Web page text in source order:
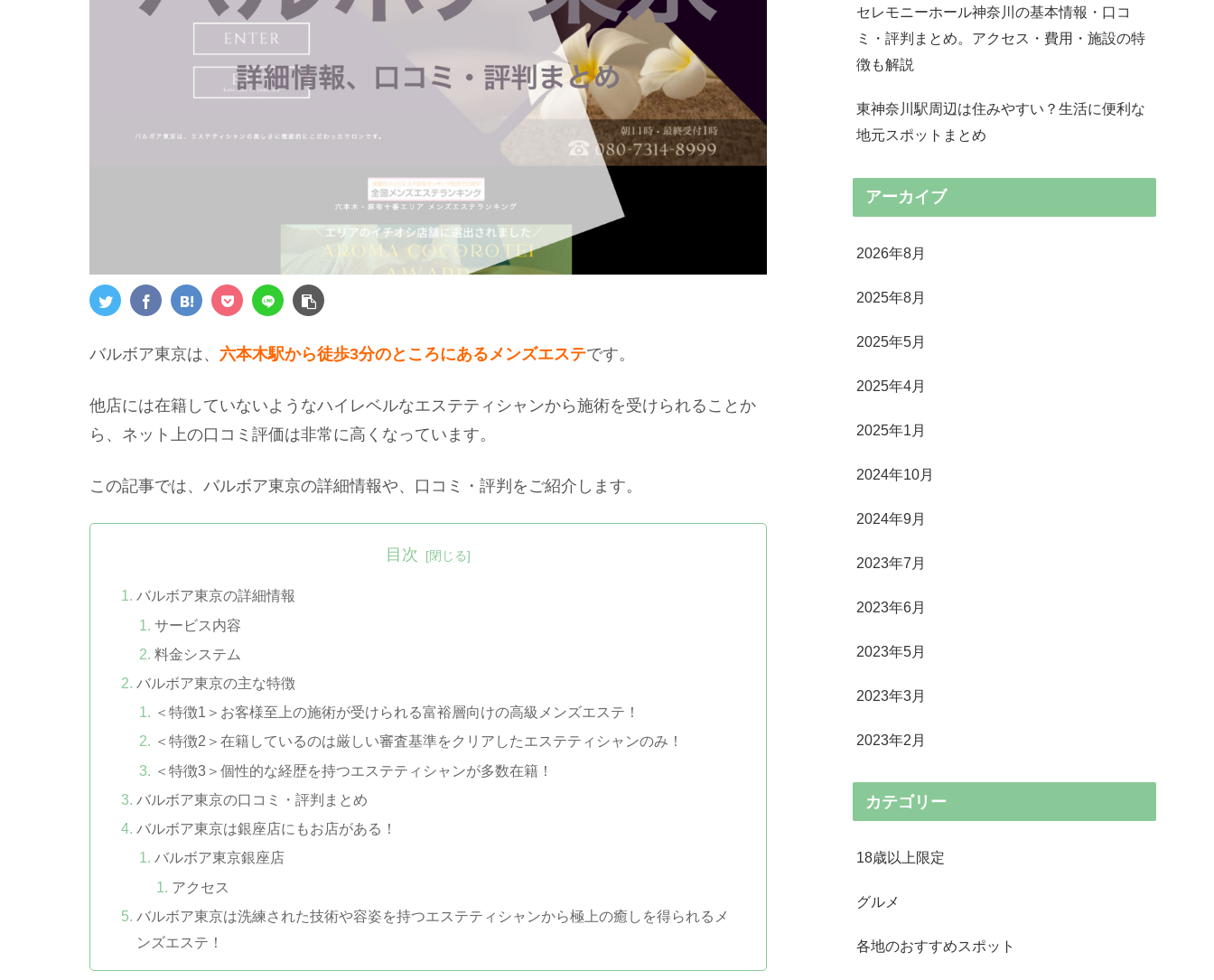
バルボア東京は、 六本木駅から徒歩3分のところにあるメンズエステです。
他店には在籍していないようなハイレベルなエステティシャンから施術を受けられることか
ら、ネット上の口コミ評価は非常に高くなっています。
この記事では、バルボア東京の詳細情報や、口コミ・評判をご紹介します。
目次
バルボア東京の詳細情報
サービス内容
料金システム
バルボア東京の主な特徴
＜特徴1＞お客様至上の施術が受けられる富裕層向けの高級メンズエステ！
＜特徴2＞在籍しているのは厳しい審査基準をクリアしたエステティシャンのみ！
＜特徴3＞個性的な経歴を持つエステティシャンが多数在籍！
バルボア東京の口コミ・評判まとめ
バルボア東京は銀座店にもお店がある！
バルボア東京銀座店
アクセス
バルボア東京は洗練された技術や容姿を持つエステティシャンから極上の癒しを得られるメ
ンズエステ！
セレモニーホール神奈川の基本情報・口コ
ミ・評判まとめ。アクセス・費用・施設の特
徴も解説
東神奈川駅周辺は住みやすい？生活に便利な
地元スポットまとめ
アーカイブ
2026年8月
2025年8月
2025年5月
2025年4月
2025年1月
2024年10月
2024年9月
2023年7月
2023年6月
2023年5月
2023年3月
2023年2月
カテゴリー
18歳以上限定
グルメ
各地のおすすめスポット